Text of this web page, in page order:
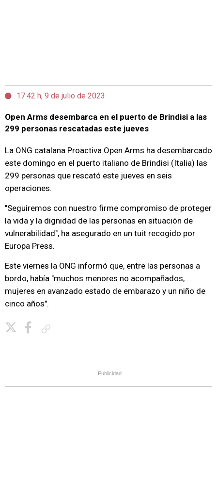
17:42 h, 9 de julio de 2023
Open Arms desembarca en el puerto de Brindisi a las
299 personas rescatadas este jueves
La ONG catalana Proactiva Open Arms ha desembarcado
este domingo en el puerto italiano de Brindisi (Italia) las
299 personas que rescató este jueves en seis
operaciones.
"Seguiremos con nuestro firme compromiso de proteger
la vida y la dignidad de las personas en situación de
vulnerabilidad", ha asegurado en un tuit recogido por
Europa Press.
Este viernes la ONG informó que, entre las personas a
bordo, había "muchos menores no acompañados,
mujeres en avanzado estado de embarazo y un niño de
cinco años".
Publicidad